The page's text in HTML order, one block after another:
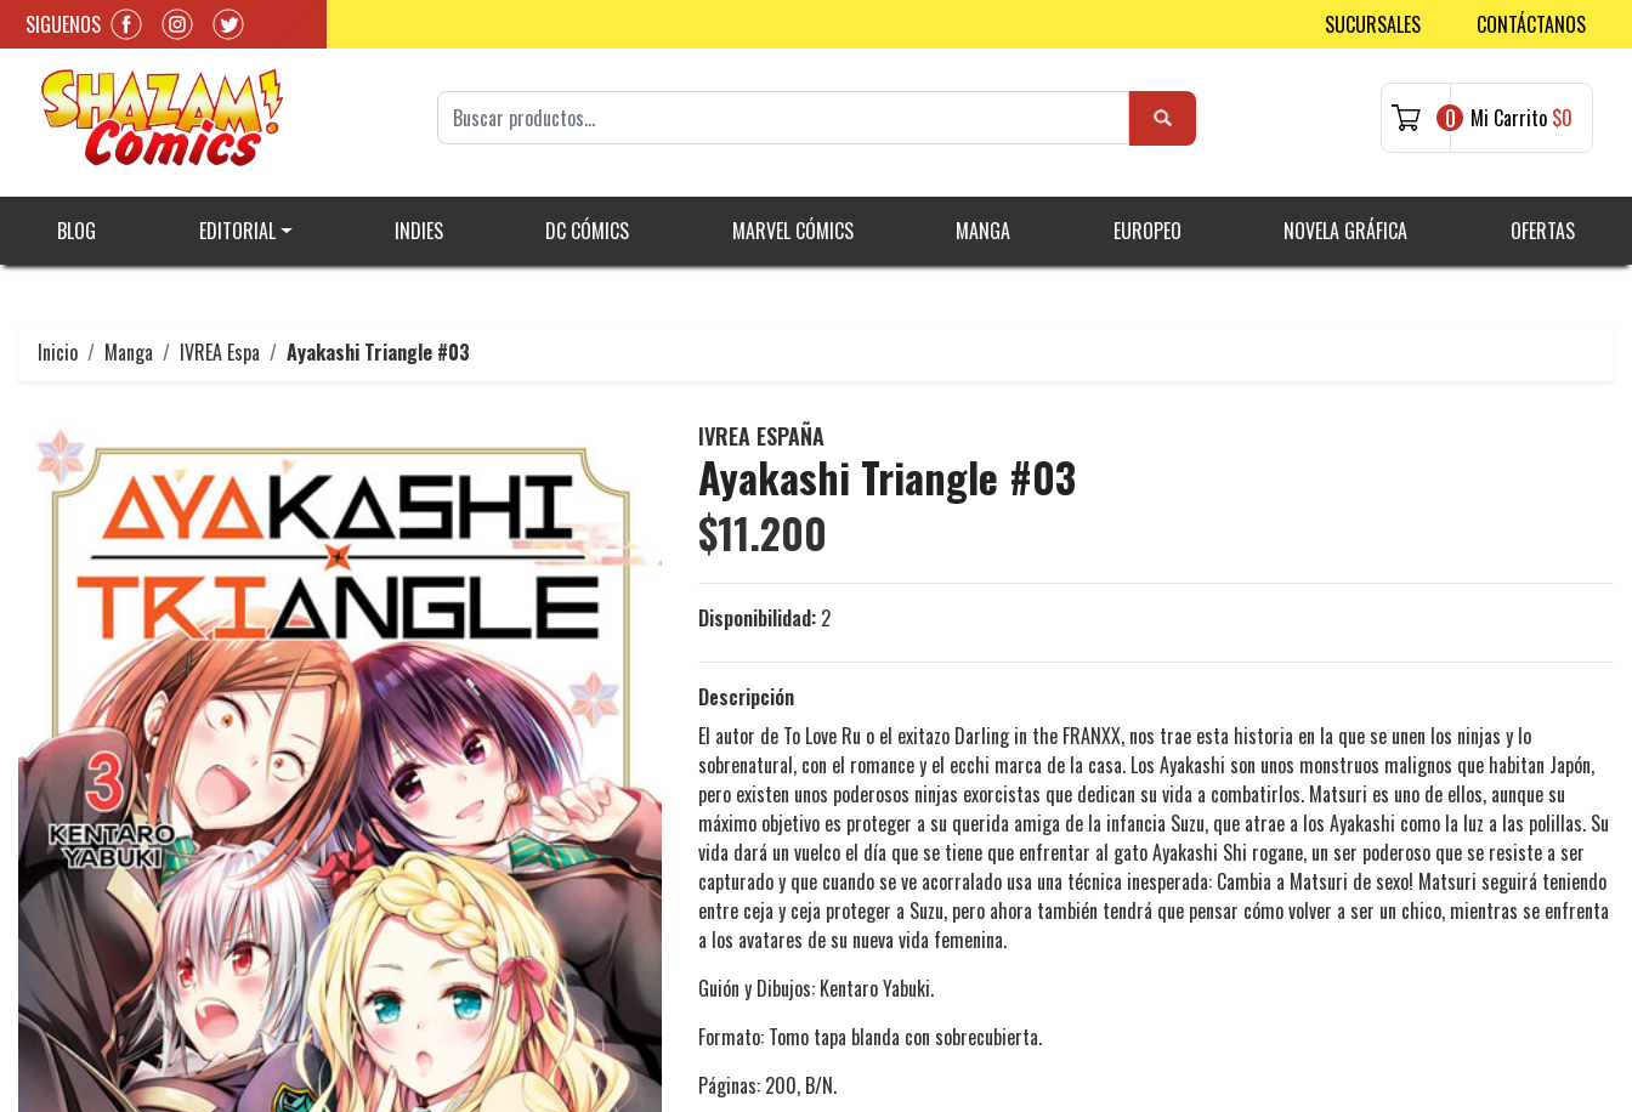
SIGUENOS SUCURSALES CONTÁCTANOS
0 Mi Carrito $0
BLOG EDITORIAL INDIES DC CÓMICS MARVEL CÓMICS MANGA EUROPEO NOVELA GRÁFICA OFERTAS
Inicio Manga IVREA Espa Ayakashi Triangle #03
IVREA ESPAÑA
Ayakashi Triangle #03
$11.200
Disponibilidad: 2
Descripción
El autor de To Love Ru o el exitazo Darling in the FRANXX, nos trae esta historia en la que se unen los ninjas y lo
sobrenatural, con el romance y el ecchi marca de la casa. Los Ayakashi son unos monstruos malignos que habitan Japón,
pero existen unos poderosos ninjas exorcistas que dedican su vida a combatirlos. Matsuri es uno de ellos, aunque su
máximo objetivo es proteger a su querida amiga de la infancia Suzu, que atrae a los Ayakashi como la luz a las polillas. Su
vida dará un vuelco el día que se tiene que enfrentar al gato Ayakashi Shi rogane, un ser poderoso que se resiste a ser
capturado y que cuando se ve acorralado usa una técnica inesperada: Cambia a Matsuri de sexo! Matsuri seguirá teniendo
entre ceja y ceja proteger a Suzu, pero ahora también tendrá que pensar cómo volver a ser un chico, mientras se enfrenta
a los avatares de su nueva vida femenina.
Guión y Dibujos: Kentaro Yabuki.
Formato: Tomo tapa blanda con sobrecubierta.
Páginas: 200, B/N.